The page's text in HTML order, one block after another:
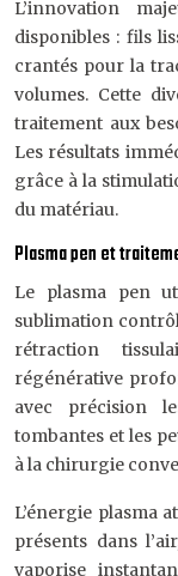
L’innovation
disponibles : fils
crantés pour la
volumes. Cette
traitement aux
Les résultats
grâce à la
du matériau.
Plasma pen et
Le plasma pen
sublimation
rétraction
régénérative
avec précision
tombantes et les
à la chirurgie
L’énergie plasma
présents dans
vaporise